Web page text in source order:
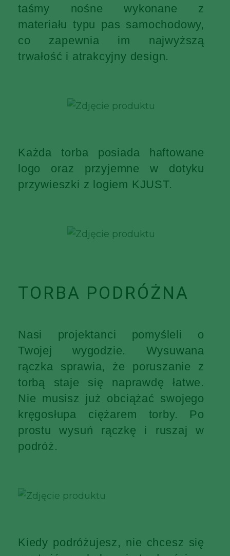
taśmy nośne wykonane z
materiału typu pas samochodowy,
co zapewnia im najwyższą
trwałość i atrakcyjny design.
Każda torba posiada haftowane
logo oraz przyjemne w dotyku
przywieszki z logiem KJUST.
TORBA PODRÓŻNA
Nasi projektanci pomyśleli o
Twojej wygodzie. Wysuwana
rączka sprawia, że poruszanie z
torbą staje się naprawdę łatwe.
Nie musisz już obciążać swojego
kręgosłupa ciężarem torby. Po
prostu wysuń rączkę i ruszaj w
podróż.
Kiedy podróżujesz, nie chcesz się